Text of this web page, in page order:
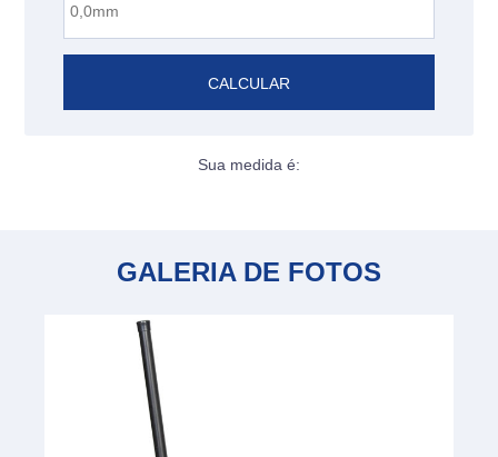
CALCULAR
Sua medida é:
GALERIA DE FOTOS